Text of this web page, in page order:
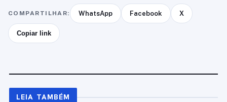
COMPARTILHAR: WhatsApp Facebook X
Copiar link
LEIA TAMBÉM